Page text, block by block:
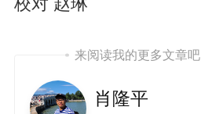
校对 赵琳
来阅读我的更多文章吧
肖隆平